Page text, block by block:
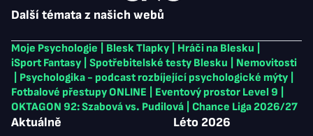
Další témata z našich webů
Moje Psychologie Blesk Tlapky Hráči na Blesku
iSport Fantasy
Spotřebitelské testy Blesku
Nemovitosti
Psychologika - podcast rozbíjející psychologické mýty
Fotbalové přestupy ONLINE
Eventový prostor Level 9
OKTAGON 92: Szabová vs. Pudilová
Chance Liga 2026/27
Aktuálně Léto 2026